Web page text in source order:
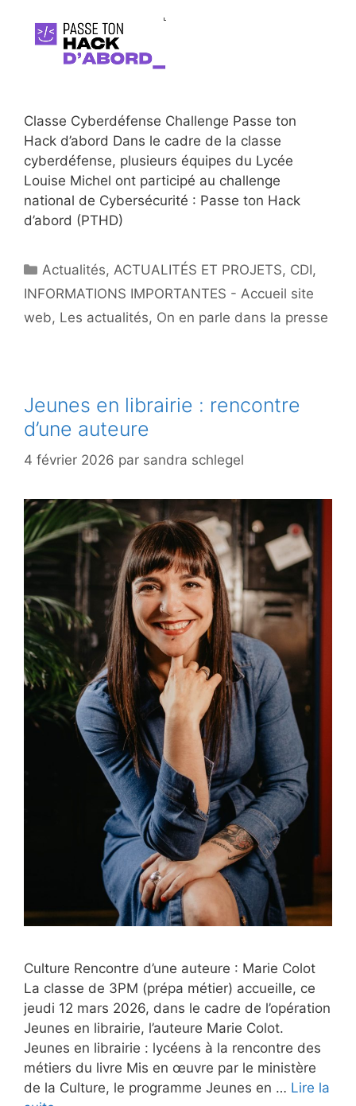
Classe Cyberdéfense Challenge Passe ton
Hack d’abord Dans le cadre de la classe
cyberdéfense, plusieurs équipes du Lycée
Louise Michel ont participé au challenge
national de Cybersécurité : Passe ton Hack
d’abord (PTHD)
Catégories
Actualités,ACTUALITÉS ET PROJETS, CDI,
INFORMATIONS IMPORTANTES - Accueil site
web, Les actualités, On en parle dans la presse
Jeunes en librairie : rencontre
d’une auteure
4 février 2026 par sandra schlegel
Culture Rencontre d’une auteure : Marie Colot
La classe de 3PM (prépa métier) accueille, ce
jeudi 12 mars 2026, dans le cadre de l’opération
Jeunes en librairie, l’auteure Marie Colot.
Jeunes en librairie : lycéens à la rencontre des
métiers du livre Mis en œuvre par le ministère
de la Culture, le programme Jeunes en … Lire la